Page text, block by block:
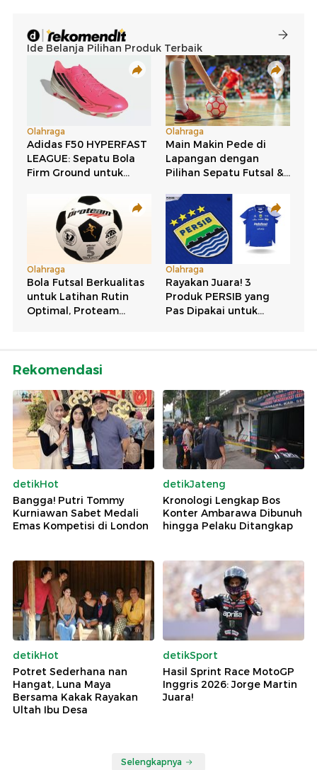
Rekomendasi
detikHot
Bangga! Putri Tommy
Kurniawan Sabet Medali
Emas Kompetisi di London
detikJateng
Kronologi Lengkap Bos
Konter Ambarawa Dibunuh
hingga Pelaku Ditangkap
detikHot
Potret Sederhana nan
Hangat, Luna Maya
Bersama Kakak Rayakan
Ultah Ibu Desa
detikSport
Hasil Sprint Race MotoGP
Inggris 2026: Jorge Martin
Juara!
Selengkapnya